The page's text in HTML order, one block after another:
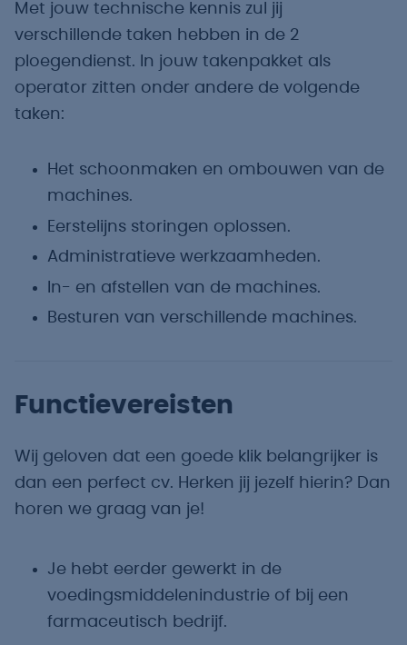
Met jouw technische kennis zul jij
verschillende taken hebben in de 2
ploegendienst. In jouw takenpakket als
operator zitten onder andere de volgende
taken:
Het schoonmaken en ombouwen van de
machines.
Eerstelijns storingen oplossen.
Administratieve werkzaamheden.
In- en afstellen van de machines.
Besturen van verschillende machines.
Functievereisten
Wij geloven dat een goede klik belangrijker is
dan een perfect cv. Herken jij jezelf hierin? Dan
horen we graag van je!
Je hebt eerder gewerkt in de
voedingsmiddelenindustrie of bij een
farmaceutisch bedrijf.